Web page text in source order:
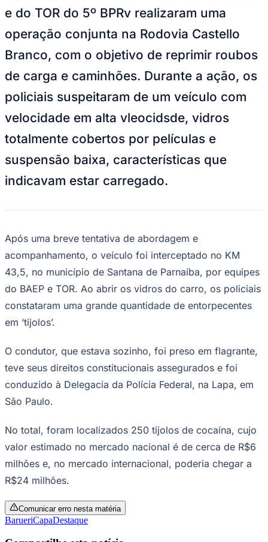
NBA
NFL
Fórmula 1
UFC
Tênis (ATP)
MLB
NHL
Atletismo
Vôlei
Brasileirão Série B
Copa do Brasil
Copa América
Premier League
La Liga
Bundesliga
Mundial 2026
Times - Ir direto
e do TOR do 5º BPRv realizaram uma
operação conjunta na Rodovia Castello
Branco, com o objetivo de reprimir roubos
de carga e caminhões. Durante a ação, os
policiais suspeitaram de um veículo com
velocidade em alta vleocidsde, vidros
totalmente cobertos por películas e
suspensão baixa, características que
indicavam estar carregado.
Após uma breve tentativa de abordagem e
acompanhamento, o veículo foi interceptado no KM
43,5, no município de Santana de Parnaíba, por equipes
do BAEP e TOR. Ao abrir os vidros do carro, os policiais
constataram uma grande quantidade de entorpecentes
em ‘tijolos’.
O condutor, que estava sozinho, foi preso em flagrante,
teve seus direitos constitucionais assegurados e foi
conduzido à Delegacia da Polícia Federal, na Lapa, em
São Paulo.
No total, foram localizados 250 tijolos de cocaína, cujo
valor estimado no mercado nacional é de cerca de R$6
milhões e, no mercado internacional, poderia chegar a
R$24 milhões.
Comunicar erro nesta matéria
BarueriCapaDestaque